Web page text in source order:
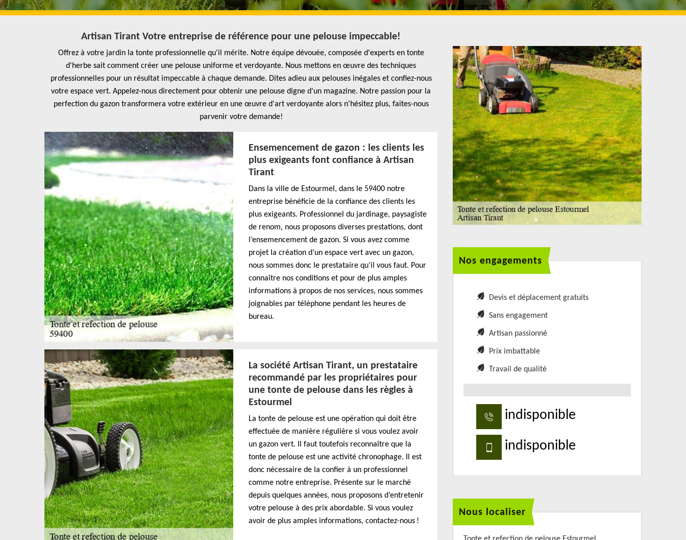
Artisan Tirant Votre entreprise de référence pour une pelouse impeccable!
Offrez à votre jardin la tonte professionnelle qu'il mérite. Notre équipe dévouée, composée d'experts en tonte
d'herbe sait comment créer une pelouse uniforme et verdoyante. Nous mettons en œuvre des techniques
professionnelles pour un résultat impeccable à chaque demande. Dites adieu aux pelouses inégales et confiez-nous
votre espace vert. Appelez-nous directement pour obtenir une pelouse digne d'un magazine. Notre passion pour la
perfection du gazon transformera votre extérieur en une œuvre d'art verdoyante alors n'hésitez plus, faites-nous
parvenir votre demande!
Ensemencement de gazon : les clients les
plus exigeants font confiance à Artisan
Tirant
Dans la ville de Estourmel, dans le 59400 notre
entreprise bénéficie de la confiance des clients les
plus exigeants. Professionnel du jardinage, paysagiste
de renom, nous proposons diverses prestations, dont
l’ensemencement de gazon. Si vous avez comme
projet la création d’un espace vert avec un gazon,
nous sommes donc le prestataire qu’il vous faut. Pour
connaître nos conditions et pour de plus amples
informations à propos de nos services, nous sommes
joignables par téléphone pendant les heures de
bureau.
La société Artisan Tirant, un prestataire
recommandé par les propriétaires pour
une tonte de pelouse dans les règles à
Estourmel
La tonte de pelouse est une opération qui doit être
effectuée de manière régulière si vous voulez avoir
un gazon vert. Il faut toutefois reconnaître que la
tonte de pelouse est une activité chronophage. Il est
donc nécessaire de la confier à un professionnel
comme notre entreprise. Présente sur le marché
depuis quelques années, nous proposons d’entretenir
votre pelouse à des prix abordable. Si vous voulez
avoir de plus amples informations, contactez-nous !
Nos engagements
Devis et déplacement gratuits
Sans engagement
Artisan passionné
Prix imbattable
Travail de qualité
indisponible
indisponible
Nous localiser